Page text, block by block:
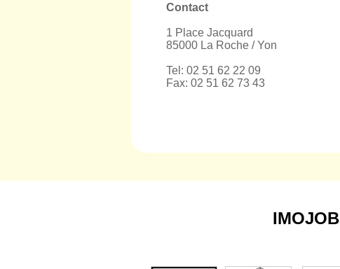
Contact
1 Place Jacquard
85000 La Roche / Yon
Tel: 02 51 62 22 09
Fax: 02 51 62 73 43
IMOJOB